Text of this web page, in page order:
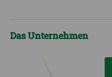
Das Unternehmen